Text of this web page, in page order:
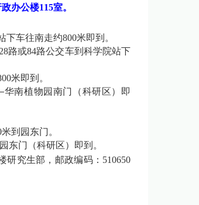
政办公楼115室。
下车往南走约800米即到。
28路或84路公交车到科学院站下
米即到。
南植物园南门（科研区）即
米到园东门。
东门（科研区）即到。
研究生部，邮政编码： 510650